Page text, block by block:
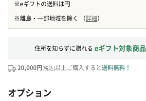
住所を知らずに贈れる eギフト対象商品
20,000円(税込)以上ご購入すると送料無料！
オプション